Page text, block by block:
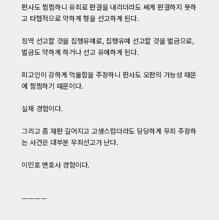
판사도 찜찜하니 유죄로 판결을 내리더라도 쎄게 판결하지 못하
고 타협적으로 약하게 형을 선고하게 된다.
징역 선고할 것을 집행유예로, 집행유예 선고할 것을 벌금으로,
벌금도 약하게 하거나 선고 유예하게 된다.
피고인이 강하게 억울함을 주장하니 판사도 오판의 가능성 때문
에 찜찜하기 때문이다.
실제 경험이다.
그리고 좀 재판 길어지고 고생스럽더라도 당당하게 무죄 주장하
는 사건은 대부분 무죄선고가 난다.
이민호 변호사 경험이다.
ㅡㅡㅡㅡ